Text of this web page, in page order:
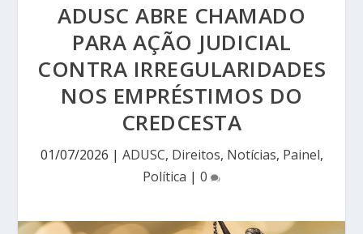
ADUSC ABRE CHAMADO
PARA AÇÃO JUDICIAL
CONTRA IRREGULARIDADES
NOS EMPRÉSTIMOS DO
CREDCESTA
01/07/2026 | ADUSC, Direitos, Notícias, Painel,
Política | 0